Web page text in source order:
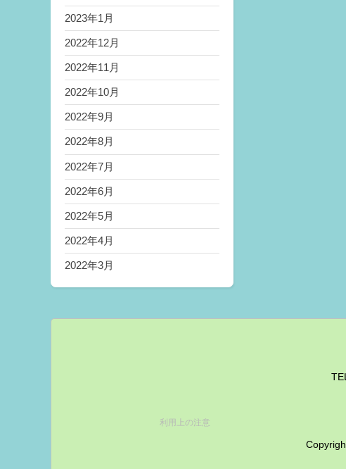
2023年1月
2022年12月
2022年11月
2022年10月
2022年9月
2022年8月
2022年7月
2022年6月
2022年5月
2022年4月
2022年3月
利用上の注意